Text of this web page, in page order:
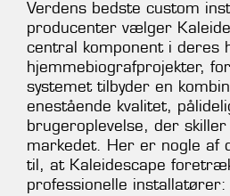
Verdens bedste custom
producenter vælger
central komponent i deres
hjemmebiografprojekter,
systemet tilbyder en
enestående kvalitet,
brugeroplevelse, der
markedet. Her er nogle af
til, at Kaleidescape
professionelle installatører: